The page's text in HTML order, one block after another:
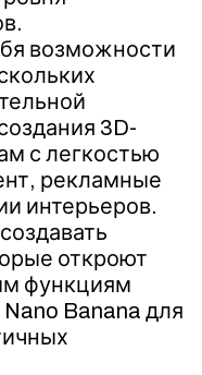
возможности
3D-
с легкостью
рекламные
интерьеров.
откроют
функциям
Banana для